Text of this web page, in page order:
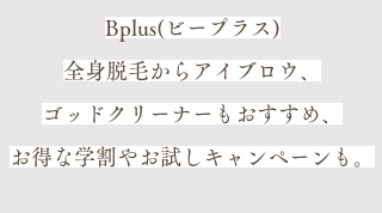
Bplus(ビープラス)
全身脱毛からアイブロウ、
ゴッドクリーナーもおすすめ、
お得な学割やお試しキャンペーンも。